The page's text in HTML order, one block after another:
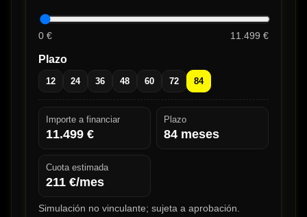
0 € 11.499 €
Plazo
12 24 36 48 60 72 84
Importe a financiar
11.499 €
Plazo
84 meses
Cuota estimada
211 €/mes
Simulación no vinculante; sujeta a aprobación.